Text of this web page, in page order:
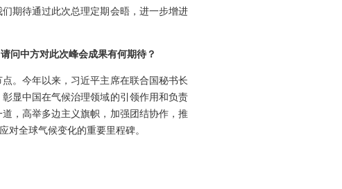
期待通过此次总理定期会晤，进一步增进
问中方对此次峰会成果有何期待？
。今年以来，习近平主席在联合国秘书长
显中国在气候治理领域的引领作用和负责
，高举多边主义旗帜，加强团结协作，推
对全球气候变化的重要里程碑。